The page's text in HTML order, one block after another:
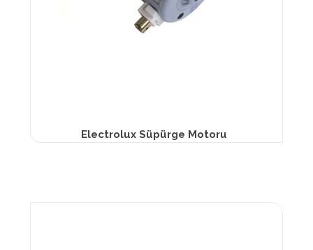
Electrolux Süpürge Motoru